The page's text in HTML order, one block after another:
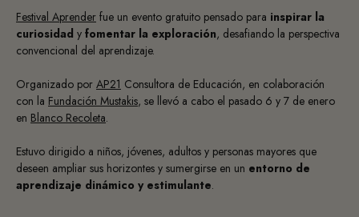
Festival Aprender fue un evento gratuito pensado para inspirar la
curiosidad y fomentar la exploración, desafiando la perspectiva
convencional del aprendizaje.
Organizado por AP21 Consultora de Educación, en colaboración
con la Fundación Mustakis, se llevó a cabo el pasado 6 y 7 de enero
en Blanco Recoleta.
Estuvo dirigido a niños, jóvenes, adultos y personas mayores que
deseen ampliar sus horizontes y sumergirse en un entorno de
aprendizaje dinámico y estimulante.